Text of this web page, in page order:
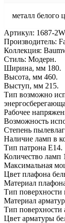
металл белого
Артикул: 1687-
Производитель:
Коллекция:
Стиль: Модерн.
Ширина, мм 180.
Высота, мм 460.
Выступ, мм 215.
Тип возможно
Рабочее
Возможность
Степень
Наличие ламп в
Тип патрона E14.
Количество ламп
Максимальная
Цвет плафона
Материал
Тип поверхности
Материал
Тип поверхности
Цвет арматуры